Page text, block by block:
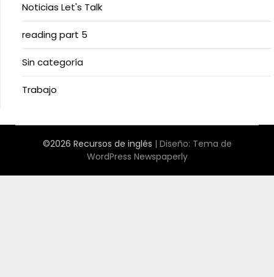
Noticias Let's Talk
reading part 5
Sin categoría
Trabajo
©2026 Recursos de inglés | Diseño: Tema de
WordPress Newspaperly